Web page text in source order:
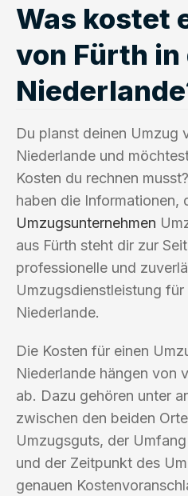
Was kostet
von Fürth in
Du planst deinen Umzug
Niederlande und
Kosten du rechnen
haben die Informationen,
Umzugsunternehmen
aus Fürth steht dir zur
professionelle und
Umzugsdienstleistung
Niederlande.
Die Kosten für einen
Niederlande hängen von
ab. Dazu gehören unter
zwischen den beiden
Umzugsguts, der
und der Zeitpunkt des
genauen